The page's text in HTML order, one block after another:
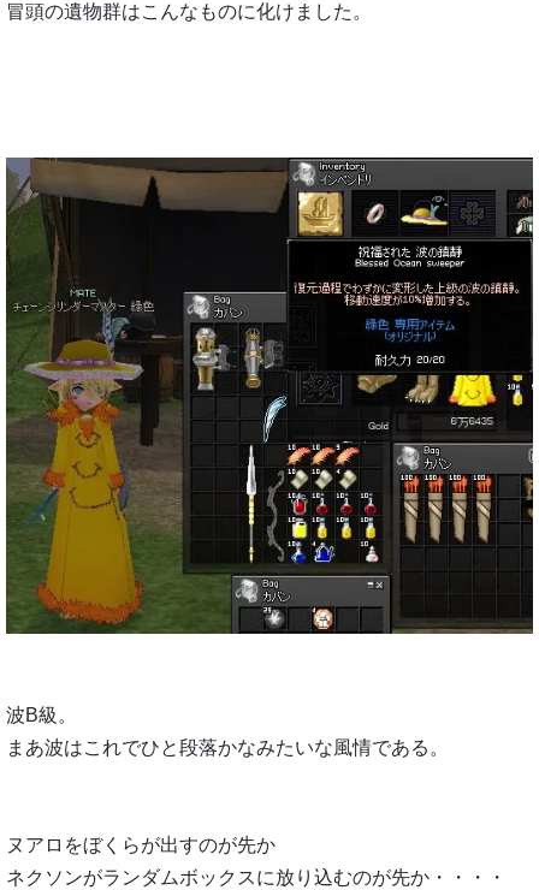
冒頭の遺物群はこんなものに化けました。
波B級。
まあ波はこれでひと段落かなみたいな風情である。
ヌアロをぼくらが出すのが先か
ネクソンがランダムボックスに放り込むのが先か・・・・